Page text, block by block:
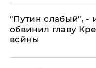
​"Путин слабый", -
обвинил главу
войны